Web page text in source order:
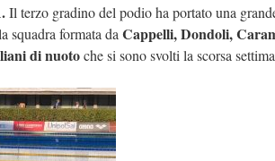
Il terzo gradino del podio ha portato una
squadra formata da Cappelli, Dondoli,
di nuotoche si sono svolti la scorsa